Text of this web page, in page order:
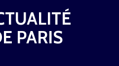
PARIS